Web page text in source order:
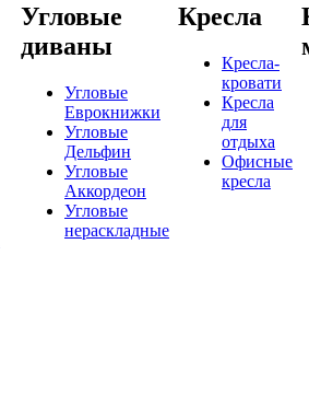
Угловые
диваны
Угловые
Еврокнижки
Угловые
Дельфин
Угловые
Аккордеон
Угловые
нераскладные
Кресла
Кресла-
кровати
Кресла
для
отдыха
Офисные
кресла